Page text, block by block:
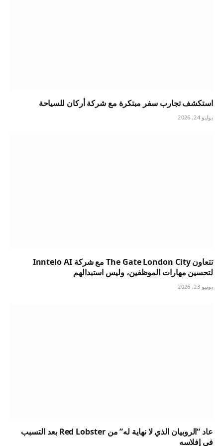
استكشف تجارب سفر مبتكرة مع شركة أركان للسياحة
يوليو 24, 2026
تتعاون The Gate London City مع شركة Inntelo AI
لتحسين مهارات الموظفين، وليس استبدالهم
يونيو 23, 2026
عاد “الروبيان الذي لا نهاية له” من Red Lobster بعد التسبب
في إفلاسه